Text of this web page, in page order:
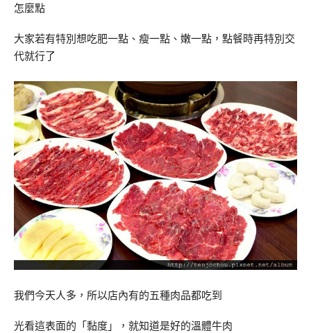
怎麼點
大家若有特別想吃肥一點、瘦一點、嫩一點，點餐時再特別交
代就行了
我們今天人多，所以店內有的五種肉品都吃到
光看這表面的「黏度」，就知道是好的溫體牛肉